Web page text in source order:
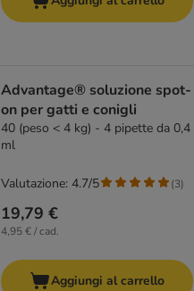
Advantage® soluzione spot-
on per gatti e conigli
40 (peso < 4 kg) - 4 pipette da 0,4
ml
19,79 €
4,95 € / cad.
Valutazione: 4.7/5 (3)
Aggiungi al carrello